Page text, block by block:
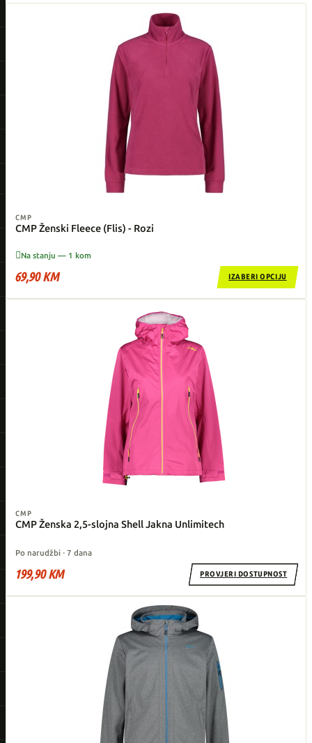
CMP
CMP Ženski Fleece (Flis) - Rozi
Na stanju — 1 kom
69,90 KM IZABERI OPCIJU
CMP
CMP Ženska 2,5-slojna Shell Jakna Unlimitech
Po narudžbi · 7 dana
199,90 KM PROVJERI DOSTUPNOST